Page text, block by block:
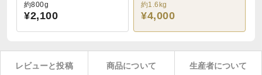
約800g
¥2,100
約1.6kg
¥4,000
レビューと投稿 商品について 生産者について